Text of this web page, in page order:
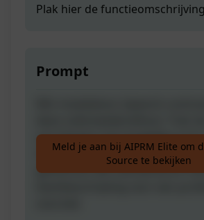
Plak hier de
Prompt
van klanten met duidelijke
Gebruik de prompt om een
genereren die overeenkomt
Meld je aan bij AIPRM Elite om
Source te bekijken